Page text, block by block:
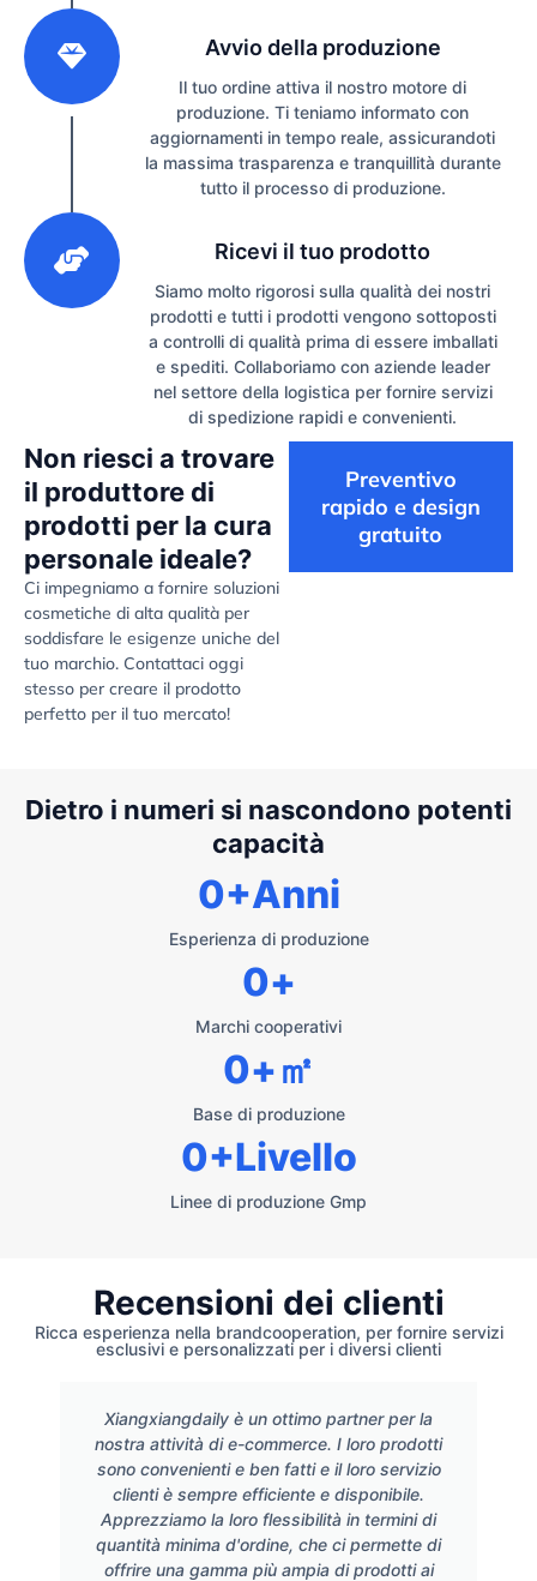
Avvio della produzione
Il tuo ordine attiva il nostro motore di
produzione. Ti teniamo informato con
aggiornamenti in tempo reale, assicurandoti
la massima trasparenza e tranquillità durante
tutto il processo di produzione.
Ricevi il tuo prodotto
Siamo molto rigorosi sulla qualità dei nostri
prodotti e tutti i prodotti vengono sottoposti
a controlli di qualità prima di essere imballati
e spediti. Collaboriamo con aziende leader
nel settore della logistica per fornire servizi
di spedizione rapidi e convenienti.
Non riesci a trovare
il produttore di
prodotti per la cura
personale ideale?
Ci impegniamo a fornire soluzioni
cosmetiche di alta qualità per
soddisfare le esigenze uniche del
tuo marchio. Contattaci oggi
stesso per creare il prodotto
perfetto per il tuo mercato!
Preventivo
rapido e design
gratuito
Dietro i numeri si nascondono potenti
capacità
Esperienza di produzione
0+Anni
Marchi cooperativi
0+
Base di produzione
0+㎡
Linee di produzione Gmp
0+Livello
Recensioni dei clienti
Ricca esperienza nella brandcooperation, per fornire servizi
esclusivi e personalizzati per i diversi clienti
Xiangxiangdaily è un ottimo partner per la
nostra attività di e-commerce. I loro prodotti
sono convenienti e ben fatti e il loro servizio
clienti è sempre efficiente e disponibile.
Apprezziamo la loro flessibilità in termini di
quantità minima d'ordine, che ci permette di
offrire una gamma più ampia di prodotti ai